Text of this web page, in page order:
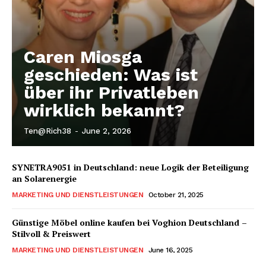
Nachrichtenhype
ABONNIERE JETZT
Company
Caren Miosga
geschieden: Was ist
über ihr Privatleben
wirklich bekannt?
Ten@rich38 - June 2, 2026
SYNETRA9051 in Deutschland: neue Logik der Beteiligung
an Solarenergie
MARKETING UND DIENSTLEISTUNGEN October 21, 2025
Günstige Möbel online kaufen bei Voghion Deutschland –
Stilvoll & Preiswert
MARKETING UND DIENSTLEISTUNGEN June 16, 2025